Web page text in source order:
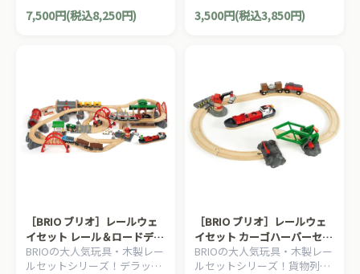
ーズ。シンプルな８の字セッ
7,500円(税込8,250円)
ウェイの入門セット。18ピー
3,500円(税込3,850円)
［BRIO ブリオ］レールウェ
イセット レール＆ロードデラ
ックスセット
BRIOの大人気玩具・木製レー
ルセットシリーズ！デラック
［BRIO ブリオ］レールウェ
イセット カーゴハーバーセッ
ト
BRIOの大人気玩具・木製レー
ルセットシリーズ！貨物列車